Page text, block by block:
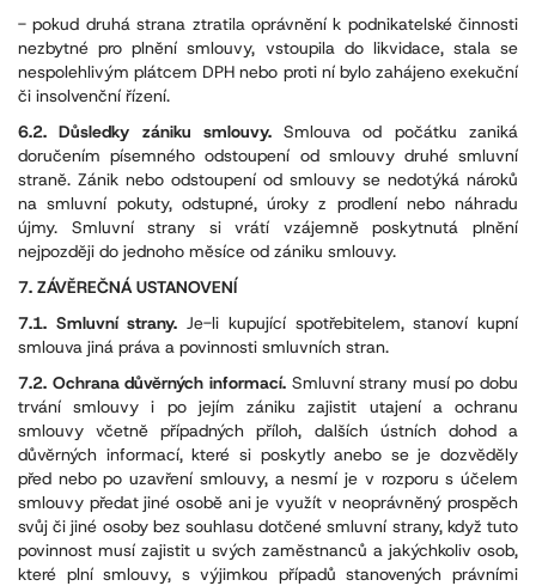
- pokud druhá strana ztratila oprávnění k podnikatelské činnosti
nezbytné pro plnění smlouvy, vstoupila do likvidace, stala se
nespolehlivým plátcem DPH nebo proti ní bylo zahájeno exekuční
či insolvenční řízení.
6.2. Důsledky zániku smlouvy.Smlouva od počátku zaniká
doručením písemného odstoupení od smlouvy druhé smluvní
straně. Zánik nebo odstoupení od smlouvy se nedotýká nároků
na smluvní pokuty, odstupné, úroky z prodlení nebo náhradu
újmy. Smluvní strany si vrátí vzájemně poskytnutá plnění
nejpozději do jednoho měsíce od zániku smlouvy.
7. ZÁVĚREČNÁ USTANOVENÍ
7.1. Smluvní strany.Je-li kupující spotřebitelem, stanoví kupní
smlouva jiná práva a povinnosti smluvních stran.
7.2. Ochrana důvěrných informací. Smluvní strany musí po dobu
trvání smlouvy i po jejím zániku zajistit utajení a ochranu
smlouvy včetně případných příloh, dalších ústních dohod a
důvěrných informací, které si poskytly anebo se je dozvěděly
před nebo po uzavření smlouvy, a nesmí je v rozporu s účelem
smlouvy předat jiné osobě ani je využít v neoprávněný prospěch
svůj či jiné osoby bez souhlasu dotčené smluvní strany, když tuto
povinnost musí zajistit u svých zaměstnanců a jakýchkoliv osob,
které plní smlouvy, s výjimkou případů stanovených právními